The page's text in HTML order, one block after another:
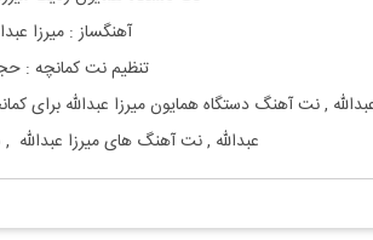
آهنگساز : میرزا
تنظیم نت کمانچه :
, نت آهنگ دستگاه همایونمیرزا عبدالله برای
عبدالله , نت آهنگ هایمیرزا عبدالله ,